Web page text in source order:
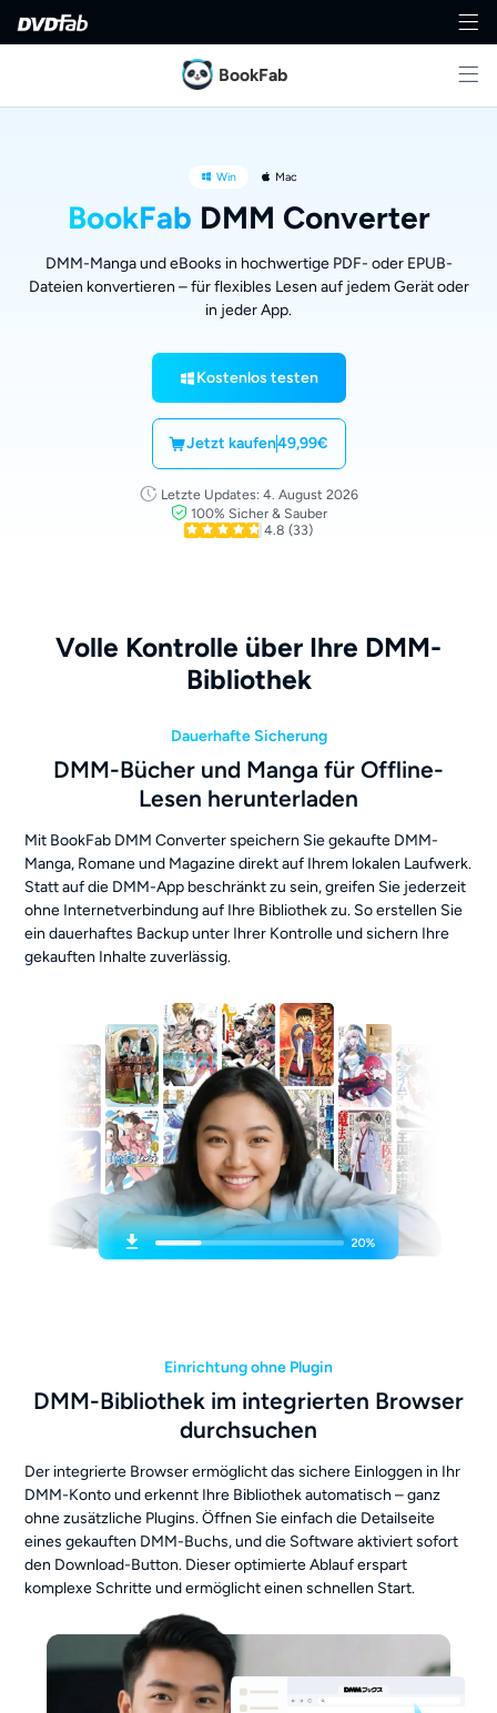
BookFab
Win Mac
BookFab DMM Converter
DMM-Manga und eBooks in hochwertige PDF- oder EPUB-
Dateien konvertieren – für flexibles Lesen auf jedem Gerät oder
in jeder App.
Kostenlos testen
Jetzt kaufen49,99€
Letzte Updates: 4. August 2026
100% Sicher & Sauber
4.8 (33)
Volle Kontrolle über Ihre DMM-
Bibliothek
Dauerhafte Sicherung
DMM-Bücher und Manga für Offline-
Lesen herunterladen
Mit BookFab DMM Converter speichern Sie gekaufte DMM-
Manga, Romane und Magazine direkt auf Ihrem lokalen Laufwerk.
Statt auf die DMM-App beschränkt zu sein, greifen Sie jederzeit
ohne Internetverbindung auf Ihre Bibliothek zu. So erstellen Sie
ein dauerhaftes Backup unter Ihrer Kontrolle und sichern Ihre
gekauften Inhalte zuverlässig.
Einrichtung ohne Plugin
DMM-Bibliothek im integrierten Browser
durchsuchen
Der integrierte Browser ermöglicht das sichere Einloggen in Ihr
DMM-Konto und erkennt Ihre Bibliothek automatisch – ganz
ohne zusätzliche Plugins. Öffnen Sie einfach die Detailseite
eines gekauften DMM-Buchs, und die Software aktiviert sofort
den Download-Button. Dieser optimierte Ablauf erspart
komplexe Schritte und ermöglicht einen schnellen Start.